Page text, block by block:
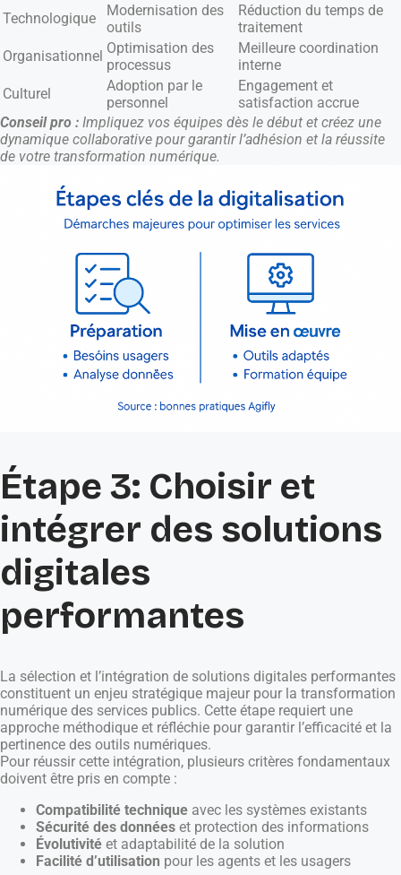
Technologique
Modernisation des
outils
Réduction du temps de
traitement
Organisationnel Optimisation des
processus
Meilleure coordination
interne
Culturel
Adoption par le
personnel
Engagement et
satisfaction accrue
Conseil pro : Impliquez vos équipes dès le début et créez une
dynamique collaborative pour garantir l’adhésion et la réussite
de votre transformation numérique.
Étape 3: Choisir et
intégrer des solutions
digitales
performantes
La sélection et l’intégration de solutions digitales performantes
constituent un enjeu stratégique majeur pour la transformation
numérique des services publics. Cette étape requiert une
approche méthodique et réfléchie pour garantir l’efficacité et la
pertinence des outils numériques.
Pour réussir cette intégration, plusieurs critères fondamentaux
doivent être pris en compte :
Compatibilité technique avec les systèmes existants
Sécurité des données et protection des informations
Évolutivité et adaptabilité de la solution
Facilité d’utilisation pour les agents et les usagers